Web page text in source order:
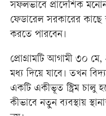
সফলভাবে প্রাদেশিক
ফেডারেল সরকারের কাছে
করতে পারবেন।
প্রোগ্রামটি আগামী ৩০
মধ্য দিয়ে যাবে। তখন
একটি একীভূত স্ট্রিম চালু
কীভাবে নতুন ব্যবস্থায়